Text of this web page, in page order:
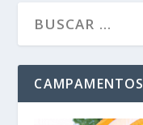
CAMPAMENTOS